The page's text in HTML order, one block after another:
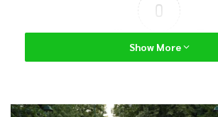
0
Article Rating
Show More